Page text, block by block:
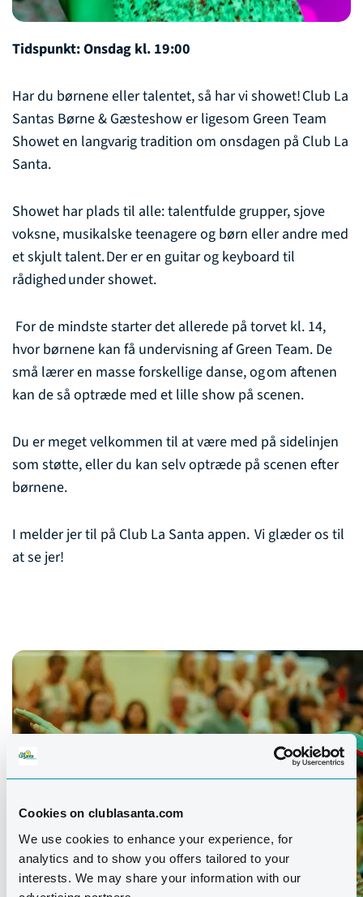
Cookies on clublasanta.com
We use cookies to enhance your experience, for
analytics and to show you offers tailored to your
interests. We may share your information with our
Tidspunkt: Onsdag kl. 19:00
Har du børnene eller talentet, så har vi showet! Club La
Santas Børne & Gæsteshow er ligesom Green Team
Showet en langvarig tradition om onsdagen på Club La
Santa.
Showet har plads til alle: talentfulde grupper, sjove
voksne, musikalske teenagere og børn eller andre med
et skjult talent. Der er en guitar og keyboard til
rådighed under showet.
For de mindste starter det allerede på torvet kl. 14,
hvor børnene kan få undervisning af Green Team. De
små lærer en masse forskellige danse, og om aftenen
kan de så optræde med et lille show på scenen.
Du er meget velkommen til at være med på sidelinjen
som støtte, eller du kan selv optræde på scenen efter
børnene.
I melder jer til på Club La Santa appen. Vi glæder os til
at se jer!